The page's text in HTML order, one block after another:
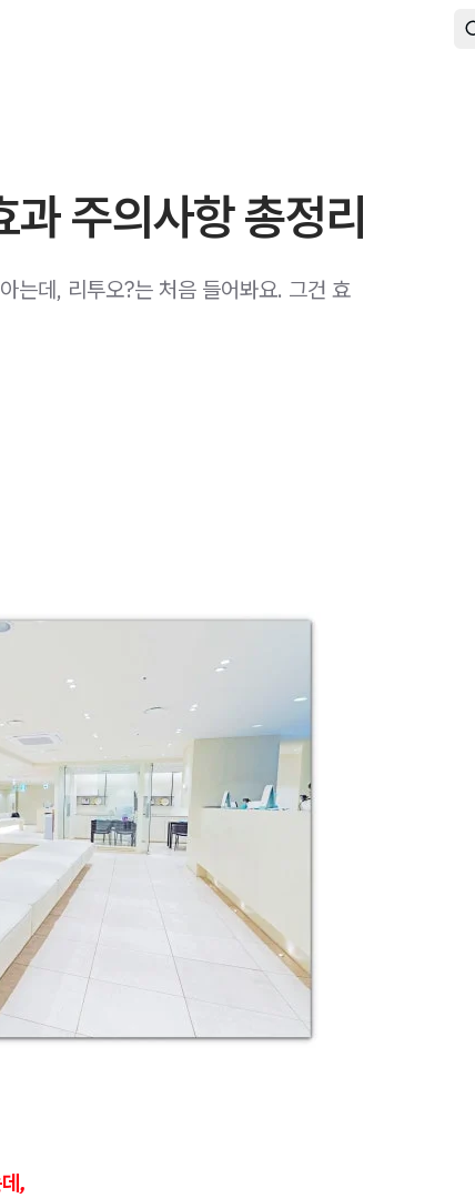
주의사항 총정리
는데, 리투오?는 처음 들어봐요. 그건 효
,